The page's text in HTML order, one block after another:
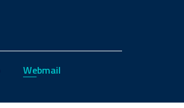
Webmail